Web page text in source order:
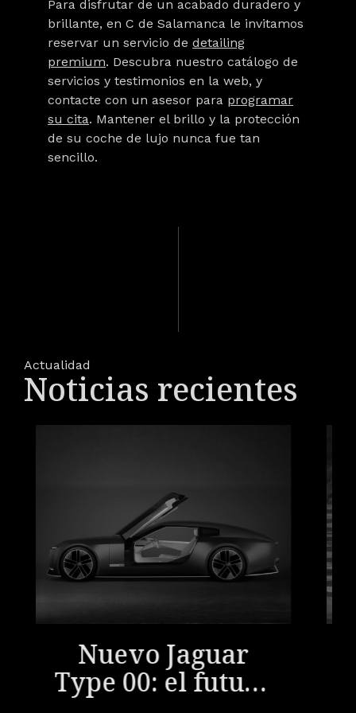
Para disfrutar de un acabado duradero y
brillante, en C de Salamanca le invitamos
reservar un servicio de detailing
premium. Descubra nuestro catálogo de
servicios y testimonios en la web, y
contacte con un asesor para programar
su cita. Mantener el brillo y la protección
de su coche de lujo nunca fue tan
sencillo.
Actualidad
Noticias recientes
Nuevo Jaguar
Type 00: el futuro